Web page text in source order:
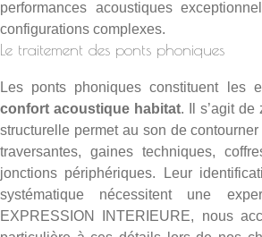
performances acoustiques
configurations complexes.
Le traitement des ponts phoniques
Les ponts phoniques constituent les
confort acoustique habitat. Il s’agit
structurelle permet au son de
traversantes, gaines techniques,
jonctions périphériques. Leur
systématique nécessitent une
EXPRESSION INTERIEURE, nous